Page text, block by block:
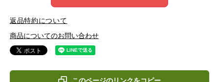
返品特約について
商品についてのお問い合わせ
このページのリンクをコピー